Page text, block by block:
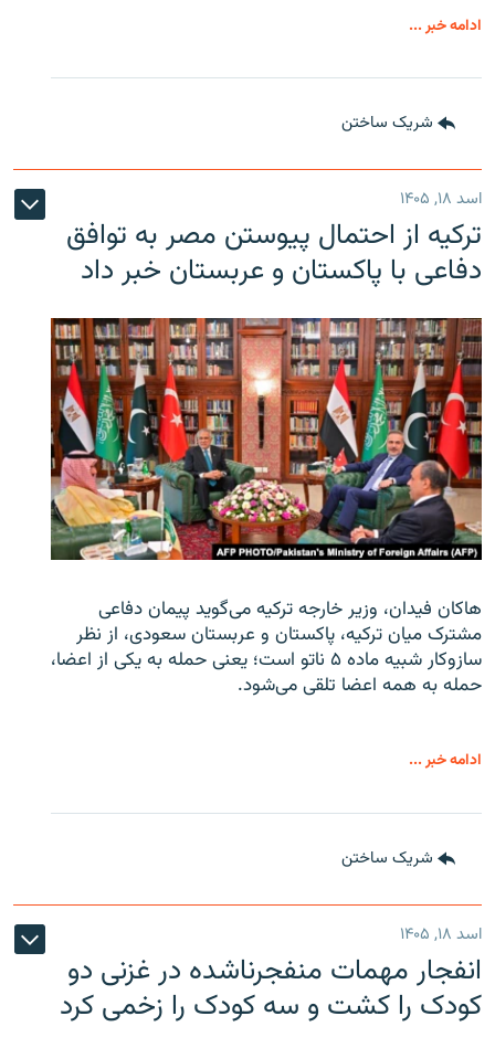
ادامه خبر ...
شریک ساختن
اسد ۱۸, ۱۴۰۵
ترکیه از احتمال پیوستن مصر به توافق
دفاعی با پاکستان و عربستان خبر داد
هاکان فیدان، وزیر خارجه ترکیه می‌گوید پیمان دفاعی
مشترک میان ترکیه، پاکستان و عربستان سعودی، از نظر
سازوکار شبیه ماده ۵ ناتو است؛ یعنی حمله به یکی از اعضا،
حمله به همه اعضا تلقی می‌شود.
ادامه خبر ...
شریک ساختن
اسد ۱۸, ۱۴۰۵
انفجار مهمات منفجرناشده در غزنی دو
کودک را کشت و سه کودک را زخمی کرد